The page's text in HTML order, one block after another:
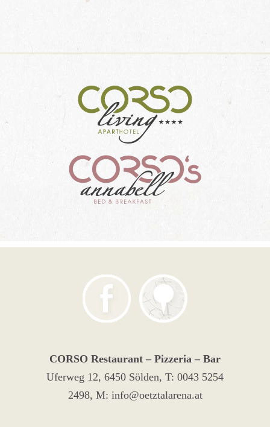
CORSO Restaurant – Pizzeria – Bar
Uferweg 12, 6450 Sölden, T: 0043 5254
2498, M: info@oetztalarena.at